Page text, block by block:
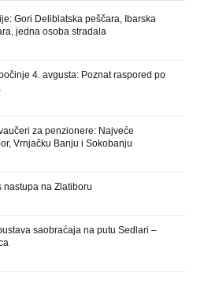
Gori Deliblatska peščara, Ibarska
jedna osoba stradala
4. avgusta: Poznat raspored po
za penzionere: Najveće
Vrnjačku Banju i Sokobanju
nastupa na Zlatiboru
saobraćaja na putu Sedlari –